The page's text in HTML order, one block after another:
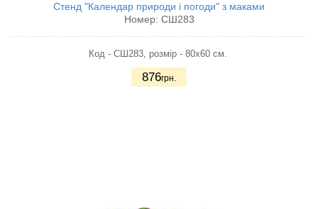
Стенд "Календар природи і погоди" з маками
Номер: СШ283
Код - СШ283, розмір - 80х60 см.
876грн.